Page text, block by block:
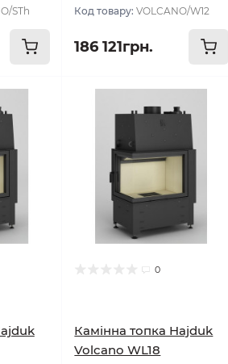
STh Код товару:VOLCANO/W12
186 121грн.
0
Камінна топка Hajduk
Volcano WL18